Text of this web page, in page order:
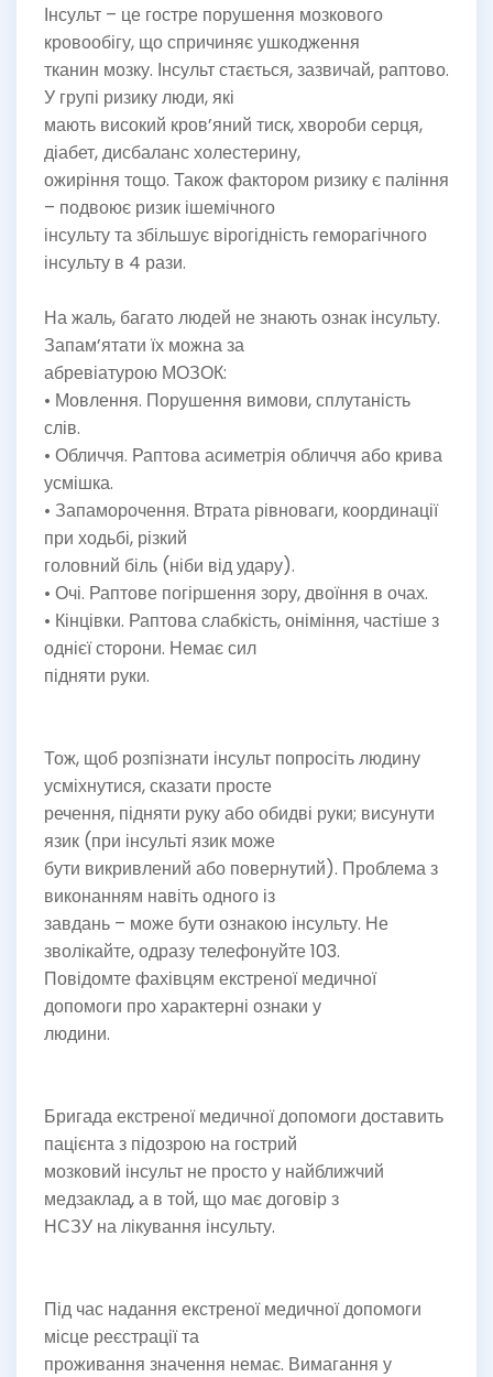
Інсульт – це гостре порушення мозкового
кровообігу, що спричиняє ушкодження
тканин мозку. Інсульт стається, зазвичай, раптово.
У групі ризику люди, які
мають високий кров’яний тиск, хвороби серця,
діабет, дисбаланс холестерину,
ожиріння тощо. Також фактором ризику є паління
– подвоює ризик ішемічного
інсульту та збільшує вірогідність геморагічного
інсульту в 4 рази.
На жаль, багато людей не знають ознак інсульту.
Запам’ятати їх можна за
абревіатурою МОЗОК:
• Мовлення. Порушення вимови, сплутаність
слів.
• Обличчя. Раптова асиметрія обличчя або крива
усмішка.
• Запаморочення. Втрата рівноваги, координації
при ходьбі, різкий
головний біль (ніби від удару).
• Очі. Раптове погіршення зору, двоїння в очах.
• Кінцівки. Раптова слабкість, оніміння, частіше з
однієї сторони. Немає сил
підняти руки.
Тож, щоб розпізнати інсульт попросіть людину
усміхнутися, сказати просте
речення, підняти руку або обидві руки; висунути
язик (при інсульті язик може
бути викривлений або повернутий). Проблема з
виконанням навіть одного із
завдань – може бути ознакою інсульту. Не
зволікайте, одразу телефонуйте 103.
Повідомте фахівцям екстреної медичної
допомоги про характерні ознаки у
людини.
Бригада екстреної медичної допомоги доставить
пацієнта з підозрою на гострий
мозковий інсульт не просто у найближчий
медзаклад, а в той, що має договір з
НСЗУ на лікування інсульту.
Під час надання екстреної медичної допомоги
місце реєстрації та
проживання значення немає. Вимагання у